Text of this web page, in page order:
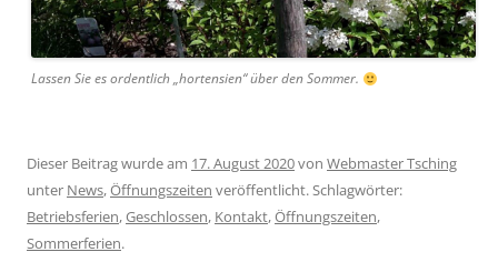
Lassen Sie es ordentlich „hortensien“ über den Sommer.
Dieser Beitrag wurde am 17. August 2020von Webmaster Tsching
unter News,Öffnungszeiten veröffentlicht. Schlagwörter:
Betriebsferien,Geschlossen, Kontakt,Öffnungszeiten,
Sommerferien.